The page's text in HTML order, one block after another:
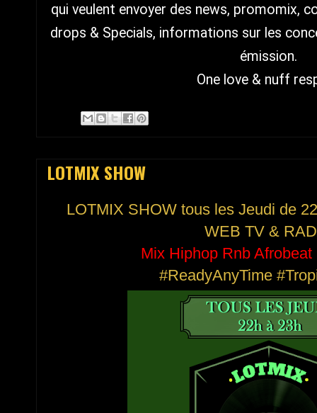
qui veulent envoyer des news, promomix,
drops & Specials, informations sur les
émission.
One love & nuff
LOTMIX SHOW
LOTMIX SHOW tous les Jeudi de
WEB TV &
Mix Hiphop Rnb
#ReadyAnyTime